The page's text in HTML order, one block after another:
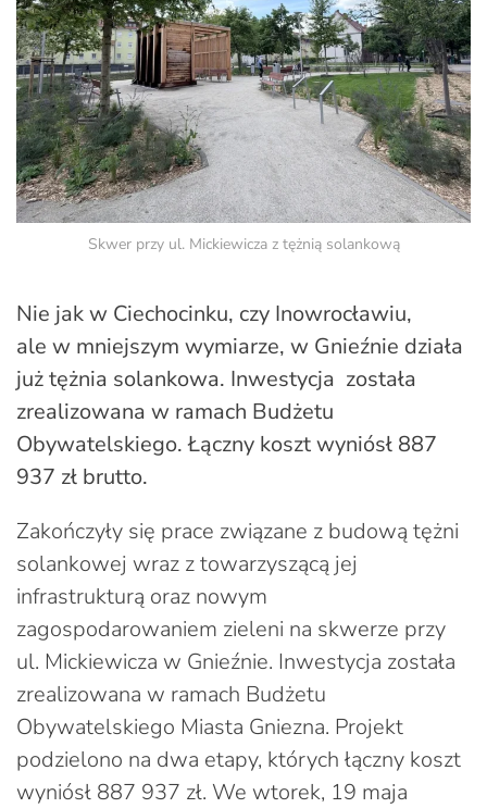
Skwer przy ul. Mickiewicza z tężnią solankową
Nie jak w Ciechocinku, czy Inowrocławiu,
ale w mniejszym wymiarze, w Gnieźnie działa
już tężnia solankowa. Inwestycja została
zrealizowana w ramach Budżetu
Obywatelskiego. Łączny koszt wyniósł 887
937 zł brutto.
Zakończyły się prace związane z budową tężni
solankowej wraz z towarzyszącą jej
infrastrukturą oraz nowym
zagospodarowaniem zieleni na skwerze przy
ul. Mickiewicza w Gnieźnie. Inwestycja została
zrealizowana w ramach Budżetu
Obywatelskiego Miasta Gniezna. Projekt
podzielono na dwa etapy, których łączny koszt
wyniósł 887 937 zł. We wtorek, 19 maja